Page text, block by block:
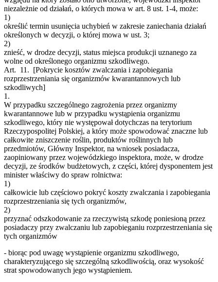
niezależnie od działań, o których mowa w art. 8 ust. 1-4, może:
1)
określić termin usunięcia uchybień w zakresie zaniechania działań
określonych w decyzji, o której mowa w ust. 3;
2)
znieść, w drodze decyzji, status miejsca produkcji uznanego za
wolne od określonego organizmu szkodliwego.
Art. 11. [Pokrycie kosztów zwalczania i zapobiegania
rozprzestrzeniania się organizmów kwarantannowych lub
szkodliwych]
1.
W przypadku szczególnego zagrożenia przez organizmy
kwarantannowe lub w przypadku wystąpienia organizmu
szkodliwego, który nie występował dotychczas na terytorium
Rzeczypospolitej Polskiej, a który może spowodować znaczne lub
całkowite zniszczenie roślin, produktów roślinnych lub
przedmiotów, Główny Inspektor, na wniosek posiadacza,
zaopiniowany przez wojewódzkiego inspektora, może, w drodze
decyzji, ze środków budżetowych, z części, której dysponentem jest
minister właściwy do spraw rolnictwa:
1)
całkowicie lub częściowo pokryć koszty zwalczania i zapobiegania
rozprzestrzeniania się tych organizmów,
2)
przyznać odszkodowanie za rzeczywistą szkodę poniesioną przez
posiadaczy przy zwalczaniu lub zapobieganiu rozprzestrzeniania się
tych organizmów
- biorąc pod uwagę wystąpienie organizmu szkodliwego,
charakteryzującego się szczególną szkodliwością, oraz wysokość
strat spowodowanych jego wystąpieniem.